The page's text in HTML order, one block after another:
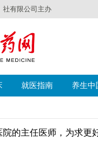
社有限公司主办
就医指南 养生中
院的主任医师，为求